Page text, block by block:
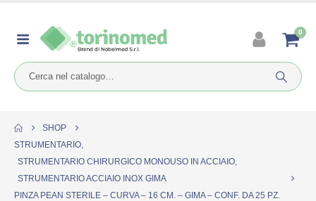
0
SHOP
STRUMENTARIO,
STRUMENTARIO CHIRURGICO MONOUSO IN ACCIAIO,
STRUMENTARIO ACCIAIO INOX GIMA
PINZA PEAN STERILE – CURVA – 16 CM. – GIMA – CONF. DA 25 PZ.